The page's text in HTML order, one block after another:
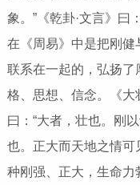
象。”《乾卦·文言》曰
在《周易》中是把刚
联系在一起的，弘扬
格、思想、信念。《大
曰：“大者，壮也。刚
也。正大而天地之情可
种刚强、正大，生命力